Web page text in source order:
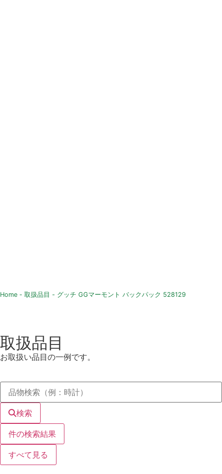
Home - 取扱品目 - グッチ GGマーモント バックパック 528129
取扱品目
お取扱い品目の一例です。
検索
件の検索結果
すべて見る